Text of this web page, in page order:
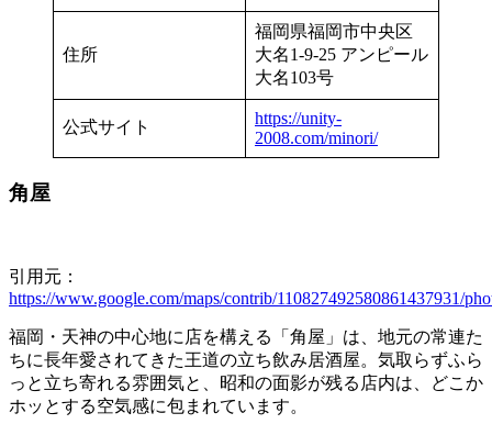
住所
福岡県福岡市中央区
大名1-9-25 アンピール
大名103号
公式サイト
https://unity-
2008.com/minori/
角屋
引用元：
https://www.google.com/maps/contrib/110827492580861437931/
福岡・天神の中心地に店を構える「角屋」は、地元の常連た
ちに長年愛されてきた王道の立ち飲み居酒屋。気取らずふら
っと立ち寄れる雰囲気と、昭和の面影が残る店内は、どこか
ホッとする空気感に包まれています。